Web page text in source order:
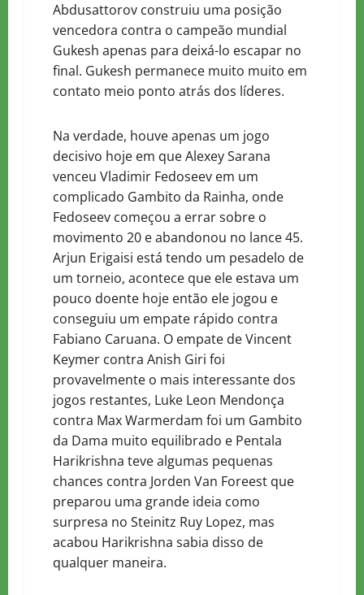
Abdusattorov construiu uma posição
vencedora contra o campeão mundial
Gukesh apenas para deixá-lo escapar no
final. Gukesh permanece muito muito em
contato meio ponto atrás dos líderes.
Na verdade, houve apenas um jogo
decisivo hoje em que Alexey Sarana
venceu Vladimir Fedoseev em um
complicado Gambito da Rainha, onde
Fedoseev começou a errar sobre o
movimento 20 e abandonou no lance 45.
Arjun Erigaisi está tendo um pesadelo de
um torneio, acontece que ele estava um
pouco doente hoje então ele jogou e
conseguiu um empate rápido contra
Fabiano Caruana. O empate de Vincent
Keymer contra Anish Giri foi
provavelmente o mais interessante dos
jogos restantes, Luke Leon Mendonça
contra Max Warmerdam foi um Gambito
da Dama muito equilibrado e Pentala
Harikrishna teve algumas pequenas
chances contra Jorden Van Foreest que
preparou uma grande ideia como
surpresa no Steinitz Ruy Lopez, mas
acabou Harikrishna sabia disso de
qualquer maneira.